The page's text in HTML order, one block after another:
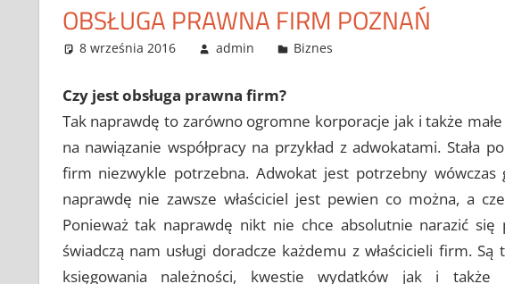
OBSŁUGA PRAWNA FIRM POZNAŃ
8 września 2016 admin Biznes
Czy jest obsługa prawna firm?
Tak naprawdę to zarówno ogromne korporacje jak i także
na nawiązanie współpracy na przykład z adwokatami. Stała
firm niezwykle potrzebna. Adwokat jest potrzebny
naprawdę nie zawsze właściciel jest pewien co można, a
Ponieważ tak naprawdę nikt nie chce absolutnie narazić się
świadczą nam usługi doradcze każdemu z właścicieli firm.
księgowania należności, kwestie wydatków jak i